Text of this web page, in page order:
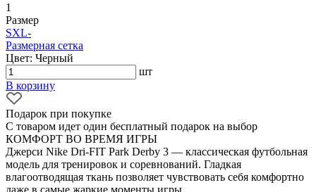
1
Размер
SXL-
Размерная сетка
Цвет: Черный
шт
В корзину
Подарок при покупке
С товаром идет один бесплатный подарок на выбор
КОМФОРТ ВО ВРЕМЯ ИГРЫ
Джерси Nike Dri-FIT Park Derby 3 — классическая футбольная
модель для тренировок и соревнований. Гладкая
влагоотводящая ткань позволяет чувствовать себя комфортно
даже в самые жаркие моменты игры.